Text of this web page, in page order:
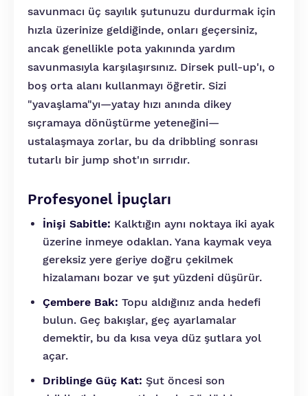
savunmacı üç sayılık şutunuzu durdurmak için
hızla üzerinize geldiğinde, onları geçersiniz,
ancak genellikle pota yakınında yardım
savunmasıyla karşılaşırsınız. Dirsek pull-up'ı, o
boş orta alanı kullanmayı öğretir. Sizi
"yavaşlama"yı—yatay hızı anında dikey
sıçramaya dönüştürme yeteneğini—
ustalaşmaya zorlar, bu da dribbling sonrası
tutarlı bir jump shot'ın sırrıdır.
Profesyonel İpuçları
İnişi Sabitle: Kalktığın aynı noktaya iki ayak
üzerine inmeye odaklan. Yana kaymak veya
gereksiz yere geriye doğru çekilmek
hizalamanı bozar ve şut yüzdeni düşürür.
Çembere Bak: Topu aldığınız anda hedefi
bulun. Geç bakışlar, geç ayarlamalar
demektir, bu da kısa veya düz şutlara yol
açar.
Driblinge Güç Kat: Şut öncesi son